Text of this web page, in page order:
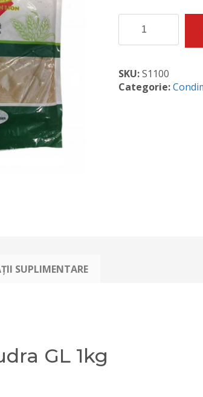
Ghimbir
pudra
1kg
SKU:S1100
Categorie:
SUPLIMENTARE
GL 1kg